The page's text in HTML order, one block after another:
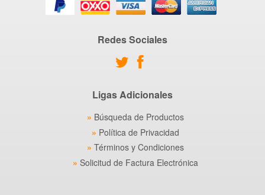
Redes Sociales
Ligas Adicionales
Búsqueda de Productos
Política de Privacidad
Términos y Condiciones
Solicitud de Factura Electrónica